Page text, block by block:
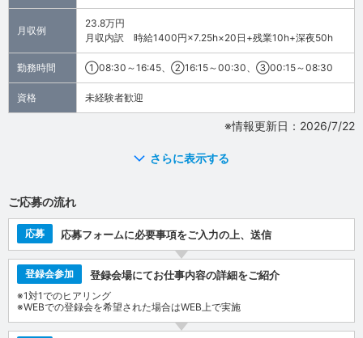
月収例
23.8万円
月収内訳 時給1400円×7.25h×20日+残業10h+深夜50h
勤務時間 ①08:30～16:45、②16:15～00:30、③00:15～08:30
資格 未経験者歓迎
※情報更新日：2026/7/22
さらに表示する
ご応募の流れ
応募 応募フォームに必要事項をご入力の上、送信
登録会参加 登録会場にてお仕事内容の詳細をご紹介
※1対1でのヒアリング
※WEBでの登録会を希望された場合はWEB上で実施